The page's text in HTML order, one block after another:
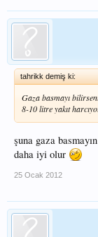
tahrikk demiş ki:
Gaza basmayı
8-10 litre yakıt
şuna gaza
daha iyi olur
25 Ocak 2012